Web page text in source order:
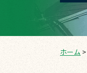
ホーム >